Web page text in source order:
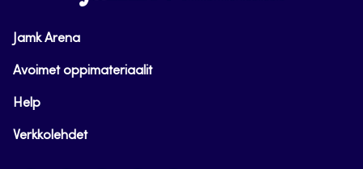
Jamk Arena
Avoimet oppimateriaalit
Help
Verkkolehdet